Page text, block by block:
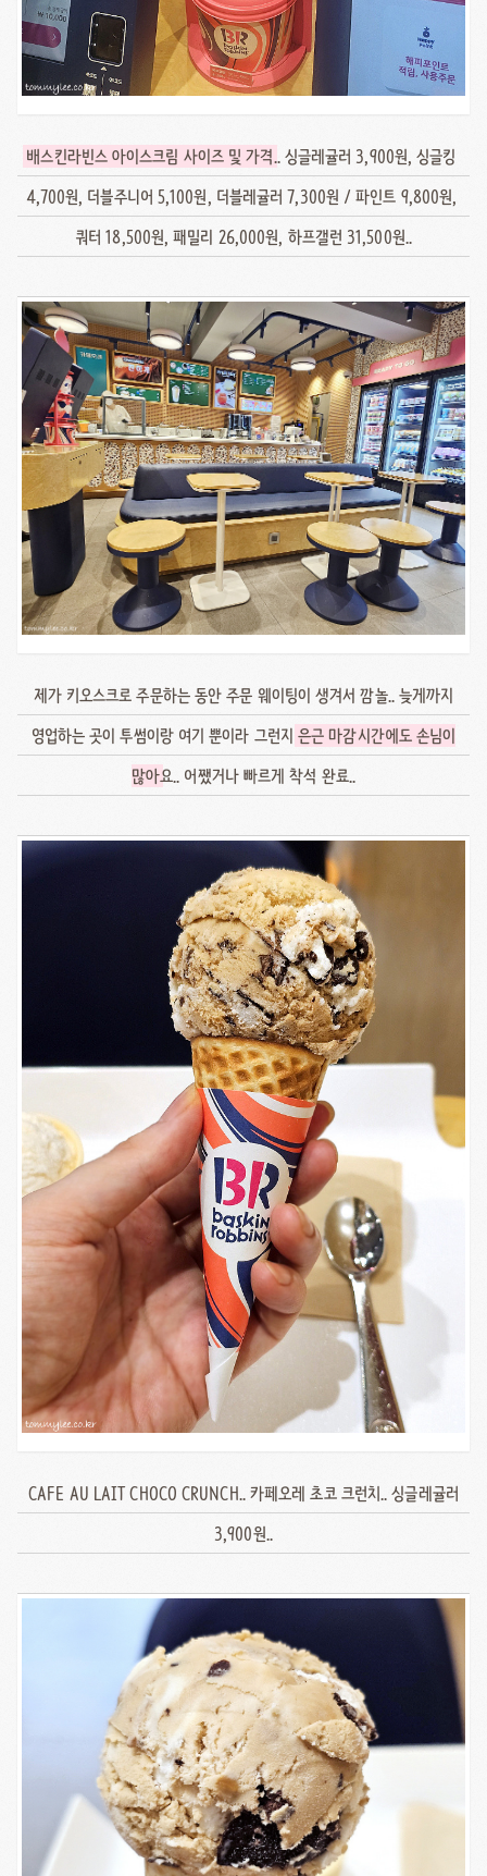
배스킨라빈스 아이스크림 사이즈 및 가격.. 싱글레귤러 3,900원, 싱글킹
4,700원, 더블주니어 5,100원, 더블레귤러 7,300원 / 파인트 9,800원,
쿼터 18,500원, 패밀리 26,000원, 하프갤런 31,500원..
제가 키오스크로 주문하는 동안 주문 웨이팅이 생겨서 깜놀.. 늦게까지
영업하는 곳이 투썸이랑 여기 뿐이라 그런지은근 마감시간에도 손님이
많아요.. 어쨌거나 빠르게 착석 완료..
CAFE AU LAIT CHOCO CRUNCH.. 카페오레 초코 크런치.. 싱글레귤러
3,900원..